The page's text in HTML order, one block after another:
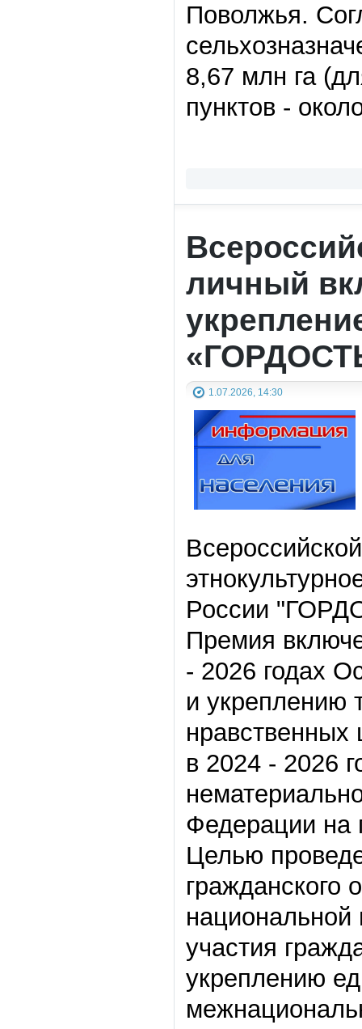
Поволжья.
8,67 млн га
пунктов -
личный
1.07.2026, 14:30
России "
Премия
- 2026 годах
и укреплению
нравственных
в 2024 - 2026
Федерации на
Целью
гражданского
национальной
участия
укреплению